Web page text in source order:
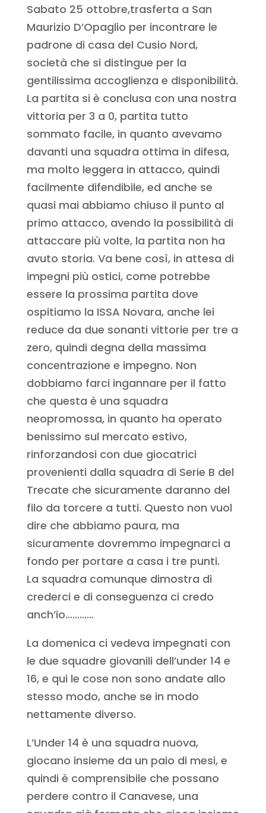
Sabato 25 ottobre,trasferta a San
Maurizio D’Opaglio per incontrare le
padrone di casa del Cusio Nord,
società che si distingue per la
gentilissima accoglienza e disponibilità.
La partita si è conclusa con una nostra
vittoria per 3 a 0, partita tutto
sommato facile, in quanto avevamo
davanti una squadra ottima in difesa,
ma molto leggera in attacco, quindi
facilmente difendibile, ed anche se
quasi mai abbiamo chiuso il punto al
primo attacco, avendo la possibilità di
attaccare più volte, la partita non ha
avuto storia. Va bene così, in attesa di
impegni più ostici, come potrebbe
essere la prossima partita dove
ospitiamo la ISSA Novara, anche lei
reduce da due sonanti vittorie per tre a
zero, quindi degna della massima
concentrazione e impegno. Non
dobbiamo farci ingannare per il fatto
che questa è una squadra
neopromossa, in quanto ha operato
benissimo sul mercato estivo,
rinforzandosi con due giocatrici
provenienti dalla squadra di Serie B del
Trecate che sicuramente daranno del
filo da torcere a tutti. Questo non vuol
dire che abbiamo paura, ma
sicuramente dovremmo impegnarci a
fondo per portare a casa i tre punti.
La squadra comunque dimostra di
crederci e di conseguenza ci credo
anch’io…………
La domenica ci vedeva impegnati con
le due squadre giovanili dell’under 14 e
16, e qui le cose non sono andate allo
stesso modo, anche se in modo
nettamente diverso.
L’Under 14 è una squadra nuova,
giocano insieme da un paio di mesi, e
quindi è comprensibile che possano
perdere contro il Canavese, una